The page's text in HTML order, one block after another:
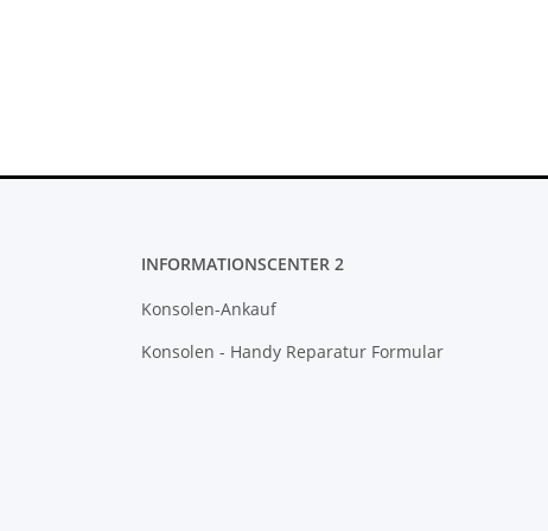
INFORMATIONSCENTER 2
Konsolen-Ankauf
Konsolen - Handy Reparatur Formular